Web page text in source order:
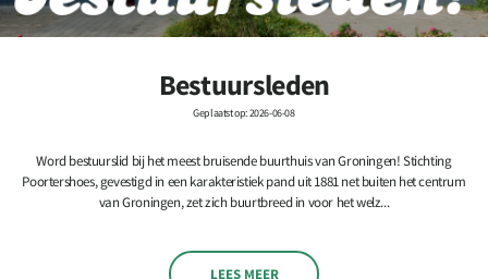
Bestuursleden
Geplaatst op: 2026-06-08
Word bestuurslid bij het meest bruisende buurthuis van Groningen! Stichting
Poortershoes, gevestigd in een karakteristiek pand uit 1881 net buiten het centrum
van Groningen, zet zich buurtbreed in voor het welz...
LEES MEER